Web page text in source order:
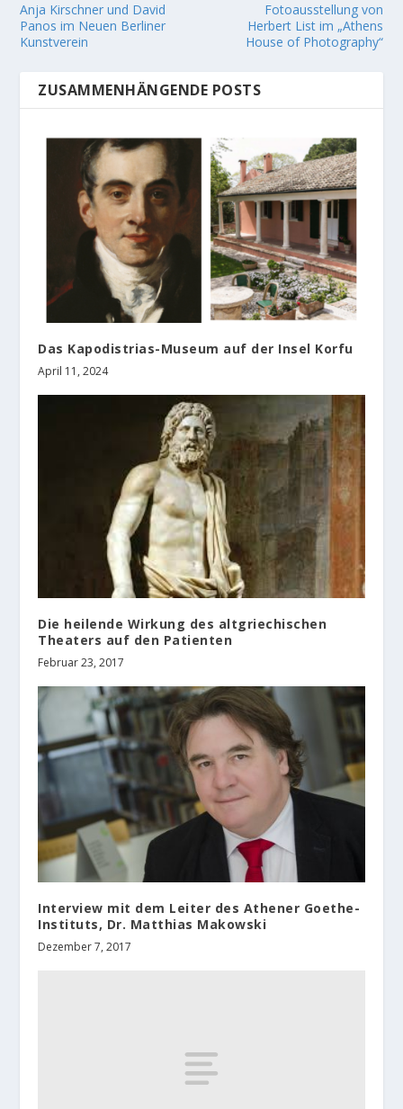
Anja Kirschner und David
Panos im Neuen Berliner
Kunstverein
Fotoausstellung von
Herbert List im „Athens
House of Photography“
ZUSAMMENHÄNGENDE POSTS
Das Kapodistrias-Museum auf der Insel Korfu
April 11, 2024
Die heilende Wirkung des altgriechischen
Theaters auf den Patienten
Februar 23, 2017
Interview mit dem Leiter des Athener Goethe-
Instituts, Dr. Matthias Makowski
Dezember 7, 2017